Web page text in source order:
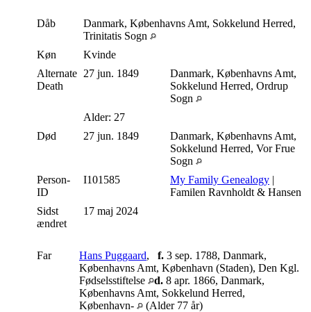
Dåb
Danmark, Københavns Amt, Sokkelund Herred,
Trinitatis Sogn
Køn
Kvinde
Alternate
Death
27 jun. 1849
Danmark, Københavns Amt,
Sokkelund Herred, Ordrup
Sogn
Alder: 27
Død
27 jun. 1849
Danmark, Københavns Amt,
Sokkelund Herred, Vor Frue
Sogn
Person-
ID
I101585 My Family Genealogy |
Familen Ravnholdt & Hansen
Sidst
ændret
17 maj 2024
Far Hans Puggaard, f. 3 sep. 1788, Danmark,
Københavns Amt, København (Staden), Den Kgl.
Fødselsstiftelse
d. 8 apr. 1866, Danmark,
Københavns Amt, Sokkelund Herred,
København-
(Alder 77 år)